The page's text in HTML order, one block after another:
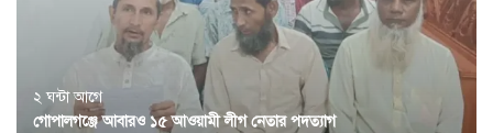
২ ঘন্টা আগে
গোপালগঞ্জে আবারও ১৫ আওয়ামী লীগ নেতার পদত্যাগ